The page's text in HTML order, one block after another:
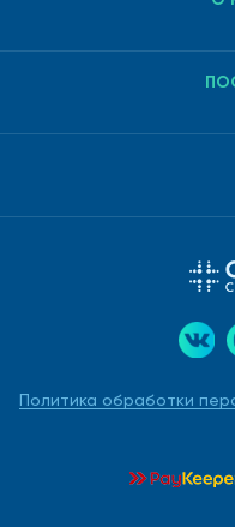
Политика обработки